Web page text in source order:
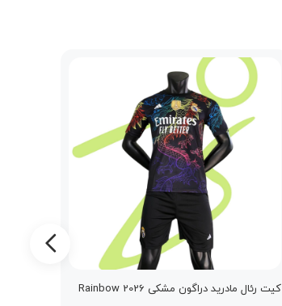
کیت رئال مادرید دراگون مشکی Rainbow 2026